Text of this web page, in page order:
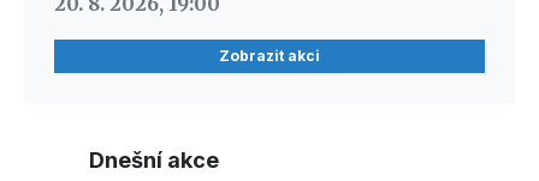
Zobrazit akci
Dnešní akce